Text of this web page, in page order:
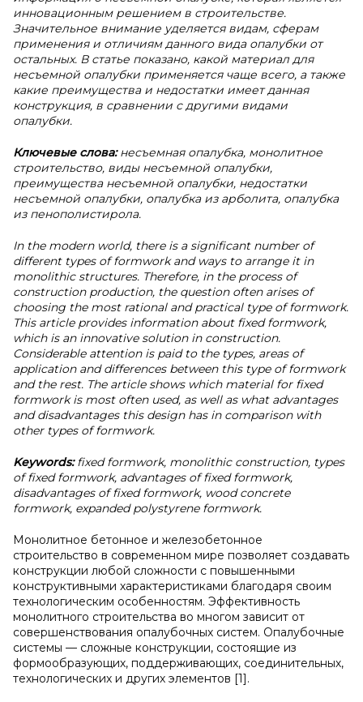
инновационным решением в строительстве.
Значительное внимание уделяется видам, сферам
применения и отличиям данного вида опалубки от
остальных. В статье показано, какой материал для
несъемной опалубки применяется чаще всего, а также
какие преимущества и недостатки имеет данная
конструкция, в сравнении с другими видами
опалубки.
Ключевые слова:несъемная опалубка, монолитное
строительство, виды несъемной опалубки,
преимущества несъемной опалубки, недостатки
несъемной опалубки, опалубка из арболита, опалубка
из пенополистирола.
In the modern world, there is a significant number of
different types of formwork and ways to arrange it in
monolithic structures. Therefore, in the process of
construction production, the question often arises of
choosing the most rational and practical type of formwork.
This article provides information about fixed formwork,
which is an innovative solution in construction.
Considerable attention is paid to the types, areas of
application and differences between this type of formwork
and the rest. The article shows which material for fixed
formwork is most often used, as well as what advantages
and disadvantages this design has in comparison with
other types of formwork.
Keywords:fixed formwork, monolithic construction, types
of fixed formwork, advantages of fixed formwork,
disadvantages of fixed formwork, wood concrete
formwork, expanded polystyrene formwork.
Монолитное бетонное и железобетонное
строительство в современном мире позволяет создавать
конструкции любой сложности с повышенными
конструктивными характеристиками благодаря своим
технологическим особенностям. Эффективность
монолитного строительства во многом зависит от
совершенствования опалубочных систем. Опалубочные
системы — сложные конструкции, состоящие из
формообразующих, поддерживающих, соединительных,
технологических и других элементов [1].